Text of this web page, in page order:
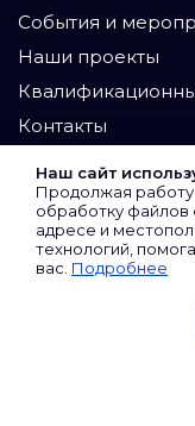
События и
Наши проекты
Контакты
Участники
Экспертный клуб
Виртуальные
Наш сайт
Продолжая работу
обработку файлов
адресе и
технологий,
вас. Подробнее